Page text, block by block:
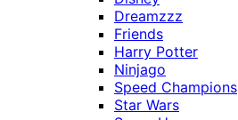
Dreamzzz
Friends
Harry Potter
Ninjago
Speed Champions
Star Wars